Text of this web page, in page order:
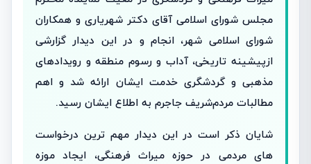
مجلس شورای اسلامی آقای دکتر شهریاری و همکاران
شورای اسلامی شهر، انجام و در این دیدار گزارشی
ازپیشینه تاریخی، آداب و رسوم منطقه و رویدادهای
مذهبی و گردشگری خدمت ایشان ارائه شد و اهم
مطالبات مردم‌شریف جاجرم به اطلاع ایشان رسید.
شایان ذکر است در این دیدار مهم ترین درخواست
های مردمی در حوزه میراث فرهنگی، ایجاد موزه